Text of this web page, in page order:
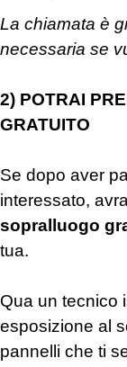
La chiamata è
necessaria se
2) POTRAI
GRATUITO
Se dopo aver
interessato,
sopralluogo
tua.
Qua un tecnico
esposizione al
pannelli che ti